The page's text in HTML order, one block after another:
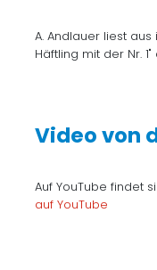
A. Andlauer liest aus
Häftling mit der Nr. 1"
Video von
Auf YouTube findet
auf YouTube